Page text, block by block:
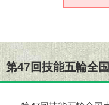
第47回技能五輪全